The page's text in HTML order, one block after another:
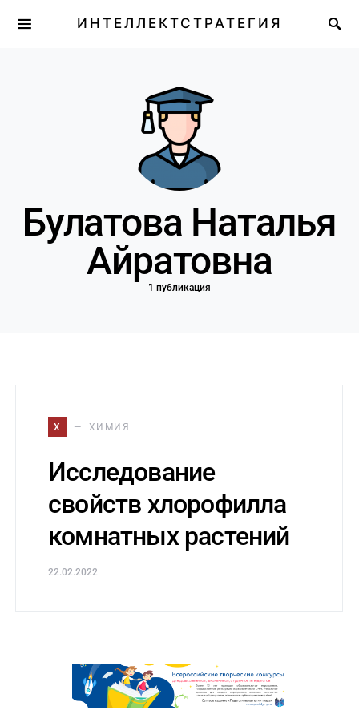
ИНТЕЛЛЕКТСТРАТЕГИЯ
Булатова Наталья
Айратовна
1 публикация
Х ХИМИЯ
Исследование
свойств хлорофилла
комнатных растений
22.02.2022